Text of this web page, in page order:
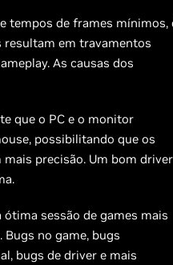
tempos de frames mínimos,
resultam em travamentos
As causas dos
que o PC e o monitor
possibilitando que os
precisão. Um bom driver
sessão de games mais
no game, bugs
bugs de driver e mais